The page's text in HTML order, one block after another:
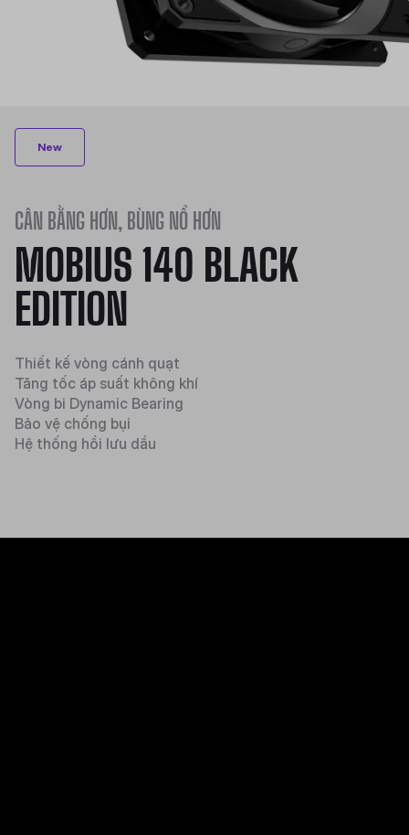
New
CÂN BẰNG HƠN, BÙNG NỔ HƠN
MOBIUS 140 BLACK
EDITION
Thiết kế vòng cánh quạt
Tăng tốc áp suất không khí
Vòng bi Dynamic Bearing
Bảo vệ chống bụi
Hệ thống hồi lưu dầu